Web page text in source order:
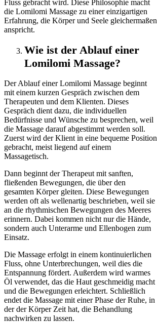
Fluss gebracht wird. Diese Philosophie macht
die Lomilomi Massage zu einer einzigartigen
Erfahrung, die Körper und Seele gleichermaßen
anspricht.
Wie ist der Ablauf einer
Lomilomi Massage?
Der Ablauf einer Lomilomi Massage beginnt
mit einem kurzen Gespräch zwischen dem
Therapeuten und dem Klienten. Dieses
Gespräch dient dazu, die individuellen
Bedürfnisse und Wünsche zu besprechen, weil
die Massage darauf abgestimmt werden soll.
Zuerst wird der Klient in eine bequeme Position
gebracht, meist liegend auf einem
Massagetisch.
Dann beginnt der Therapeut mit sanften,
fließenden Bewegungen, die über den
gesamten Körper gleiten. Diese Bewegungen
werden oft als wellenartig beschrieben, weil sie
an die rhythmischen Bewegungen des Meeres
erinnern. Dabei kommen nicht nur die Hände,
sondern auch Unterarme und Ellenbogen zum
Einsatz.
Die Massage erfolgt in einem kontinuierlichen
Fluss, ohne Unterbrechungen, weil dies die
Entspannung fördert. Außerdem wird warmes
Öl verwendet, das die Haut geschmeidig macht
und die Bewegungen erleichtert. Schließlich
endet die Massage mit einer Phase der Ruhe, in
der der Körper Zeit hat, die Behandlung
nachwirken zu lassen.